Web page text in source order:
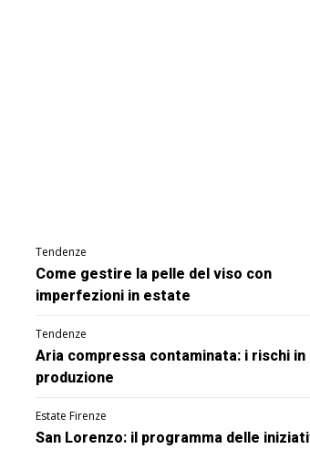
Tendenze
Come gestire la pelle del viso con
imperfezioni in estate
Tendenze
Aria compressa contaminata: i rischi in
produzione
Estate Firenze
San Lorenzo: il programma delle